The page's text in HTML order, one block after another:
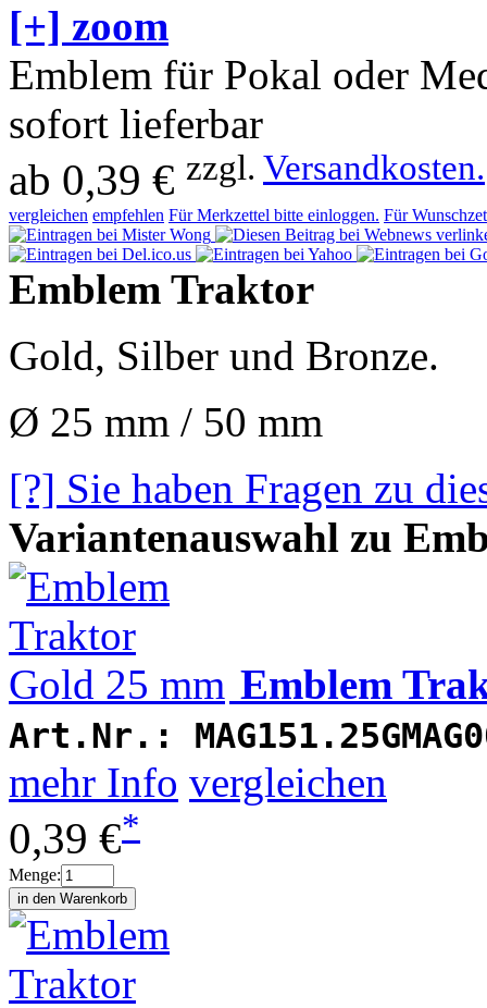
[+] zoom
Emblem für Pokal oder
sofort lieferbar
ab 0,39 € zzgl. Versandkosten.
vergleichen empfehlen Für Merkzettel bitte einloggen. Für
Emblem Traktor
Gold, Silber und Bronze.
Ø 25 mm / 50 mm
[?] Sie haben Fragen zu
Variantenauswahl zu
Emblem
Art.Nr.:
mehr Info vergleichen
0,39 €*
Menge: